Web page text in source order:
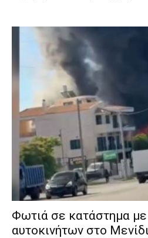
Φωτιά σε κατάστημα
αυτοκινήτων στο Μενίδι